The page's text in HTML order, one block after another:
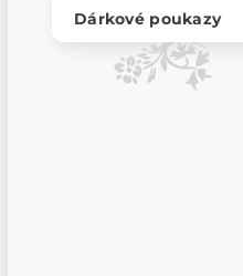
Dárkové poukazy